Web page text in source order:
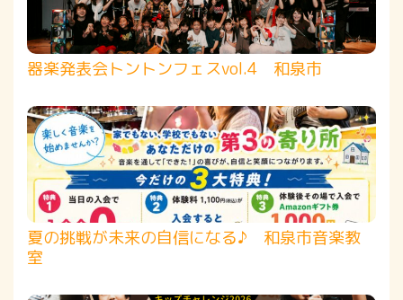
器楽発表会トントンフェスvol.4 和泉市
夏の挑戦が未来の自信になる♪ 和泉市音楽教
室